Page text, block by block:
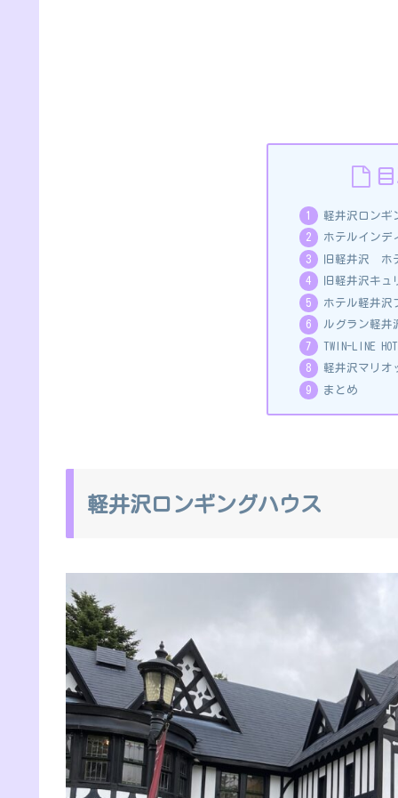
軽井沢ロンギ
ホテルインデ
旧軽井沢 ホ
旧軽井沢キ
ホテル軽井沢
ルグラン軽井
TWIN-LINE
軽井沢マリオ
まとめ
軽井沢ロンギングハウス